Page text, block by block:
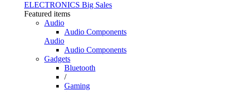
ELECTRONICS Big Sales
Featured items
Audio
Audio Components
Audio
Audio Components
Gadgets
Bluetooth
/
Gaming